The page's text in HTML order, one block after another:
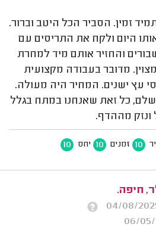
זמין. הסביר הכל היטב וברור.
היום ולקח את התריסים עם
והחזיר אותם מיד למחרת
מדובר בעבודה מקצועית
עץ ישנים. המחיר היה מעולה.
כל זאת שאנחנו במתח בגלל
ונזק מההדף.
10 זמנים 10 יחס 10
חיפה.